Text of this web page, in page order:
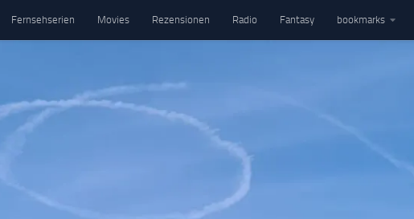
Fernsehserien Movies Rezensionen Radio Fantasy bookmarks